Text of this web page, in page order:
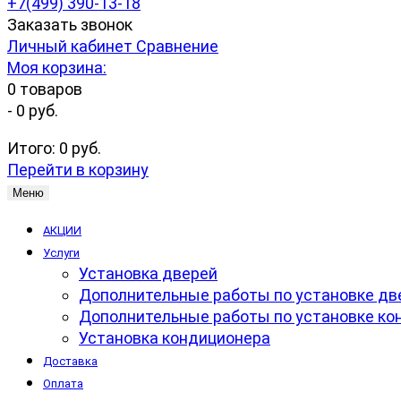
Заказать звонок
Личный кабинет Сравнение
Моя корзина:
0 товаров
- 0 руб.
Итого: 0 руб.
Перейти в корзину
Меню
АКЦИИ
Услуги
Установка дверей
Дополнительные работы по установке
Дополнительные работы по установке
Установка кондиционера
Доставка
Оплата